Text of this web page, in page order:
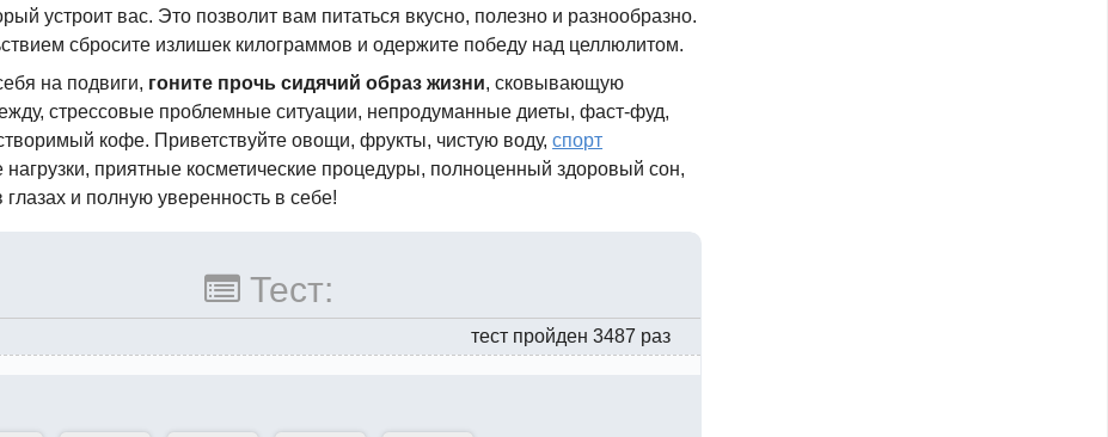
устроит вас. Это позволит вам питаться вкусно, полезно и разнообразно.
сбросите излишек килограммов и одержите победу над целлюлитом.
на подвиги, гоните прочь сидячий образ жизни, сковывающую
стрессовые проблемные ситуации, непродуманные диеты,фаст-фуд,
кофе. Приветствуйте овощи, фрукты, чистую воду,спорт
нагрузки, приятные косметические процедуры, полноценный здоровый сон,
глазах и полную уверенность в себе!
Тест:
тест пройден 3487 раз